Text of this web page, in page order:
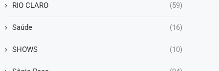
RIO CLARO (59)
Saúde (16)
SHOWS (10)